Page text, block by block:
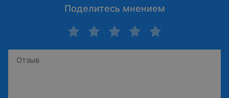
Поделитесь мнением